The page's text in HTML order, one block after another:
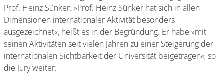
Prof. Heinz Sünker. »Prof. Heinz Sünker hat sich in allen
Dimensionen internationaler Aktivität besonders
ausgezeichnet«, heißt es in der Begründung. Er habe »mit
seinen Aktivitäten seit vielen Jahren zu einer Steigerung der
internationalen Sichtbarkeit der Universität beigetragen«, so
die Jury weiter.